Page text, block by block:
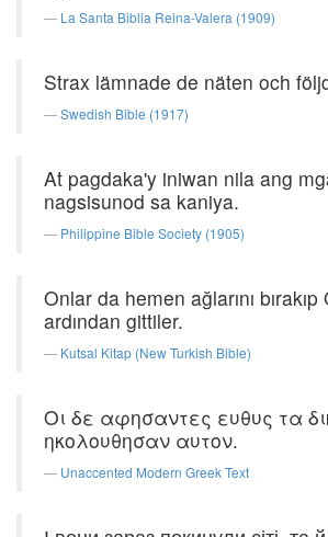
La Santa Biblia Reina-Valera (1909)
Strax lämnade de näten och
Swedish Bible (1917)
At pagdaka'y iniwan nila ang
nagsisunod sa kaniya.
Philippine Bible Society (1905)
Onlar da hemen ağlarını bırakıp
ardından gittiler.
Kutsal Kitap (New Turkish Bible)
Οι δε αφησαντες ευθυς τα
ηκολουθησαν αυτον.
Unaccented Modern Greek Text